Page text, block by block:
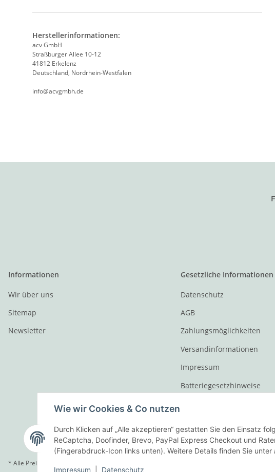
Herstellerinformationen:
acv GmbH
Straßburger Allee 10-12
41812 Erkelenz
Deutschland, Nordrhein-Westfalen
info@acvgmbh.de
Informationen
Wir über uns
Sitemap
Newsletter
Gesetzliche Informationen
Datenschutz
AGB
Zahlungsmöglichkeiten
Versandinformationen
Impressum
Batteriegesetzhinweise
* Alle Preise inkl. gesetzlicher USt., zzgl.
Wie wir Cookies & Co nutzen
Durch Klicken auf „Alle akzeptieren“ gestatten Sie den Einsatz
ReCaptcha, Doofinder, Brevo, PayPal Express Checkout und
(Fingerabdruck-Icon links unten). Weitere Details finden Sie unter
Impressum Datenschutz